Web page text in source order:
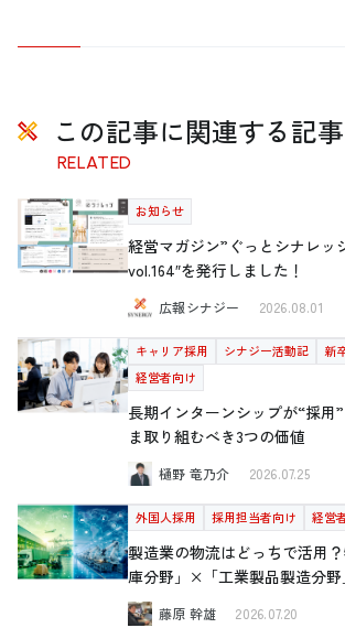
この記事に関連する記事
RELATED
お知らせ
経営マガジン”ぐっとシナレッ
vol.164″を発行しました！
広報シナジー 2026.08.01
キャリア採用 シナジー活動記
新
経営者向け
長期インターンシップが“採
ま取り組むべき3つの価値
樋野 竜乃介 2026.07.25
外国人採用 採用担当者向け 経営
製造業の物流はどっちで活用
庫分野」×「工業製品製造分
藤原 幹雄 2026.07.20